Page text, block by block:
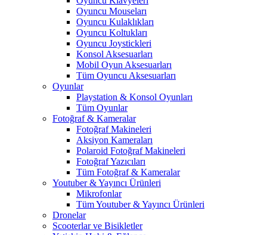
Oyuncu Mouseları
Oyuncu Kulaklıkları
Oyuncu Koltukları
Oyuncu Joystickleri
Konsol Aksesuarları
Mobil Oyun Aksesuarları
Tüm Oyuncu Aksesuarları
Oyunlar
Playstation & Konsol Oyunları
Tüm Oyunlar
Fotoğraf & Kameralar
Fotoğraf Makineleri
Aksiyon Kameraları
Polaroid Fotoğraf Makineleri
Fotoğraf Yazıcıları
Tüm Fotoğraf & Kameralar
Youtuber & Yayıncı Ürünleri
Mikrofonlar
Tüm Youtuber & Yayıncı Ürünleri
Dronelar
Scooterlar ve Bisikletler